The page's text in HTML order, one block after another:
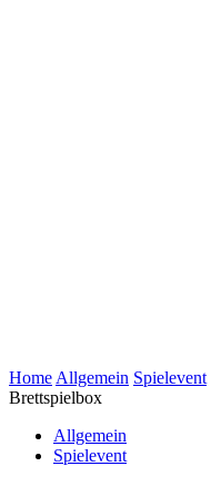
Home Allgemein Spielevent
Brettspielbox
Allgemein
Spielevent